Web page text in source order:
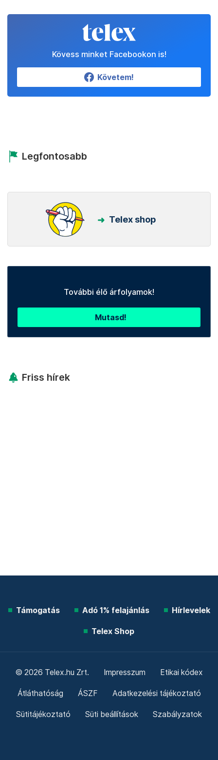
Kövess minket Facebookon is!
Követem!
Legfontosabb
Telex shop
További élő árfolyamok!
Mutasd!
Friss hírek
Támogatás Adó 1% felajánlás Hírlevelek
Telex Shop
© 2026 Telex.hu Zrt. Impresszum Etikai kódex
Átláthatóság ÁSZF Adatkezelési tájékoztató
Sütitájékoztató Süti beállítások Szabályzatok